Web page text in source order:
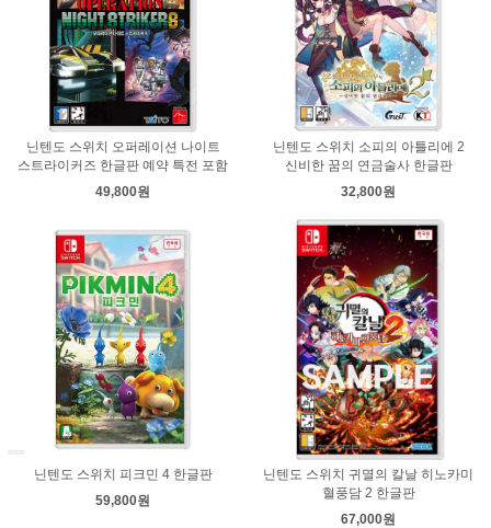
닌텐도 스위치 오퍼레이션 나이트
스트라이커즈 한글판 예약 특전 포함
49,800원
닌텐도 스위치 소피의 아틀리에 2
신비한 꿈의 연금술사 한글판
32,800원
닌텐도 스위치 피크민 4 한글판
59,800원
닌텐도 스위치 귀멸의 칼날 히노카미
혈풍담 2 한글판
67,000원